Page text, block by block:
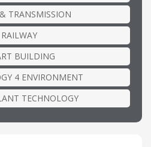
TRANSMISSION
RAILWAY
BUILDING
4 ENVIRONMENT
TECHNOLOGY